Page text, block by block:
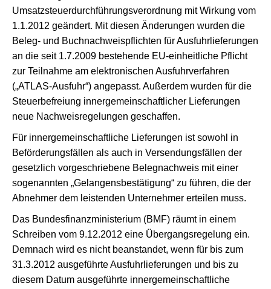
Umsatzsteuerdurchführungsverordnung mit Wirkung vom
1.1.2012 geändert. Mit diesen Änderungen wurden die
Beleg- und Buchnachweispflichten für Ausfuhrlieferungen
an die seit 1.7.2009 bestehende EU-einheitliche Pflicht
zur Teilnahme am elektronischen Ausfuhrverfahren
(„ATLAS-Ausfuhr“) angepasst. Außerdem wurden für die
Steuerbefreiung innergemeinschaftlicher Lieferungen
neue Nachweisregelungen geschaffen.
Für innergemeinschaftliche Lieferungen ist sowohl in
Beförderungsfällen als auch in Versendungsfällen der
gesetzlich vorgeschriebene Belegnachweis mit einer
sogenannten „Gelangensbestätigung“ zu führen, die der
Abnehmer dem leistenden Unternehmer erteilen muss.
Das Bundesfinanzministerium (BMF) räumt in einem
Schreiben vom 9.12.2012 eine Übergangsregelung ein.
Demnach wird es nicht beanstandet, wenn für bis zum
31.3.2012 ausgeführte Ausfuhrlieferungen und bis zu
diesem Datum ausgeführte innergemeinschaftliche